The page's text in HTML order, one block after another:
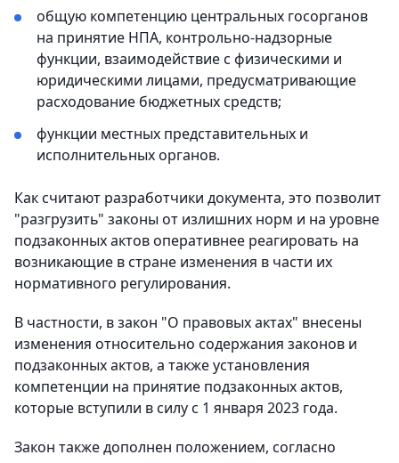
общую компетенцию центральных госорганов
на принятие НПА, контрольно-надзорные
функции, взаимодействие с физическими и
юридическими лицами, предусматривающие
расходование бюджетных средств;
функции местных представительных и
исполнительных органов.
Как считают разработчики документа, это позволит
"разгрузить" законы от излишних норм и на уровне
подзаконных актов оперативнее реагировать на
возникающие в стране изменения в части их
нормативного регулирования.
В частности, в закон "О правовых актах" внесены
изменения относительно содержания законов и
подзаконных актов, а также установления
компетенции на принятие подзаконных актов,
которые вступили в силу с 1 января 2023 года.
Закон также дополнен положением, согласно